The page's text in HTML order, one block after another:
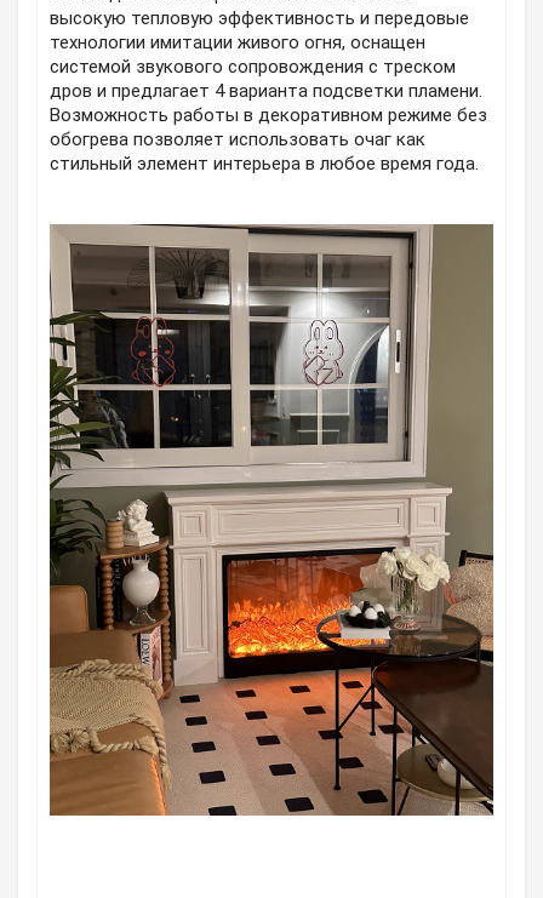
высокую тепловую эффективность и передовые
технологии имитации живого огня, оснащен
системой звукового сопровождения с треском
дров и предлагает 4 варианта подсветки пламени.
Возможность работы в декоративном режиме без
обогрева позволяет использовать очаг как
стильный элемент интерьера в любое время года.